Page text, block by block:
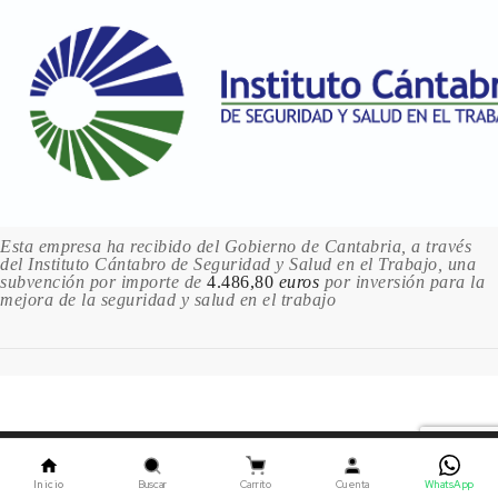
Inicio Buscar Carrito Cuenta WhatsApp
4 en stock
352 HOOKERS GREEN / VERDE HOOKER
3.96 €
Sin stock
361 PHTHALO GREEN /
VERDE FTALO
375 SAP GREEN / VERDE VEJIGA
3.96 €
Sin stock
382 VIRIDIAN / VERDE
ESMERALDA
Esta empresa ha recibido del Gobierno de Cantabria, a través
del Instituto Cántabro de Seguridad y Salud en el Trabajo, una
subvención por importe de 4.486,80 euros por inversión para la
mejora de la seguridad y salud en el trabajo
Este sitio utiliza cookies. Al continuar usando este sitio,
usted acepta nuestro uso de cookies.
ACEPTAR